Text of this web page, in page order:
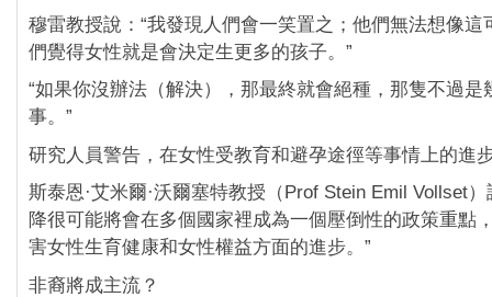
穆雷教授說：“我發現人們會一笑置之；他們無法想像這
們覺得女性就是會決定生更多的孩子。”
“如果你沒辦法（解決），那最終就會絕種，那隻不過是
事。”
研究人員警告，在女性受教育和避孕途徑等事情上的進
斯泰恩·艾米爾·沃爾塞特教授（Prof Stein Emil Vollset
降很可能將會在多個國家裡成為一個壓倒性的政策重點
害女性生育健康和女性權益方面的進步。”
非裔將成主流？